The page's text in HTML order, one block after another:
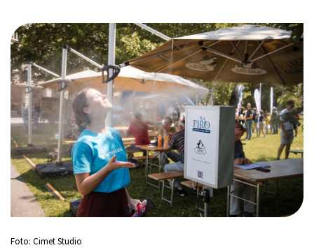
Foto: Cimet Studio